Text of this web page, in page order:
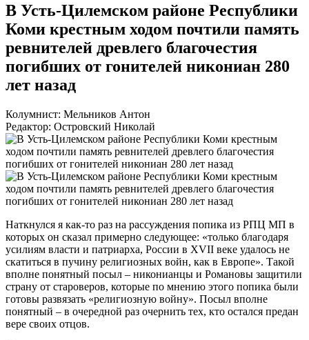
В Усть-Цилемском районе Республики
Коми крестным ходом почтили память
ревнителей древлего благочестия
погибших от гонителей никониан 280
лет назад
Колумнист: Мельников Антон
Редактор: Островский Николай
Наткнулся я как-то раз на рассуждения попика из РПЦ МП в
которых он сказал примерно следующее: «только благодаря
усилиям власти и патриарха, России в XVII веке удалось не
скатиться в пучину религиозных войн, как в Европе». Такой
вполне понятный посыл – никонианцы и Романовы защитили
страну от староверов, которые по мнению этого попика были
готовы развязать «религиозную войну». Посыл вполне
понятный – в очередной раз очернить тех, кто остался предан
вере своих отцов.